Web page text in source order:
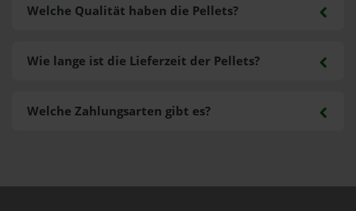
Welche Zahlungsarten gibt es?
Welche Qualität haben die Pellets?
Wie lange ist die Lieferzeit der Pellets?